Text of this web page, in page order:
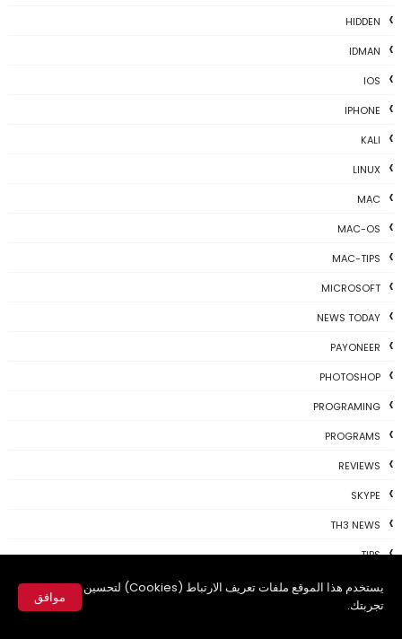
يستخدم هذا الموقع ملفات تعريف الارتباط (Cookies) لتحسين
تجربتك.
موافق
HIDDEN
IDMAN
IOS
IPHONE
KALI
LINUX
MAC
MAC-OS
MAC-TIPS
MICROSOFT
NEWS TODAY
PAYONEER
PHOTOSHOP
PROGRAMING
PROGRAMS
REVIEWS
SKYPE
TH3 NEWS
TIPS
TSU
TWITTER